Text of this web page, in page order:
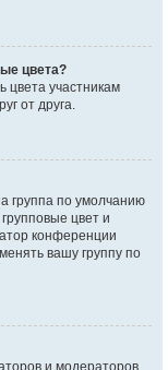
цвета?
цвета участникам
от друга.
группа по умолчанию
цвет и
конференции
вашу группу по
и модераторов